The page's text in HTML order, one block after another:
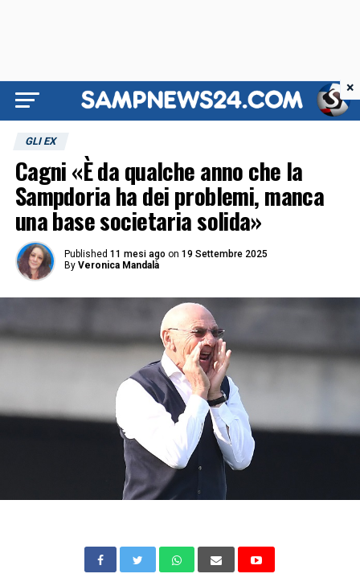
GLI EX
Cagni «È da qualche anno che la
Sampdoria ha dei problemi, manca
una base societaria solida»
Published 11 mesi ago on 19 Settembre 2025
By Veronica Mandalà
×